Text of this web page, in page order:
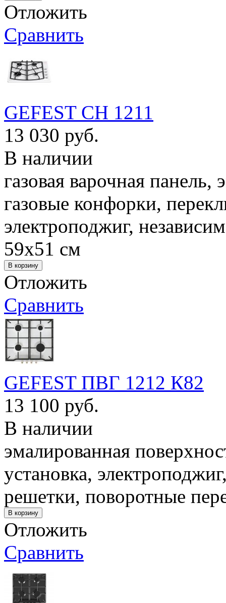
Отложить
Сравнить
GEFEST СН 1211
13 030 руб.
В наличии
газовая варочная
газовые конфорки,
электроподжиг,
59x51 см
Отложить
Сравнить
GEFEST ПВГ 1212 К82
13 100 руб.
В наличии
эмалированная
установка,
решетки, поворотные
Отложить
Сравнить